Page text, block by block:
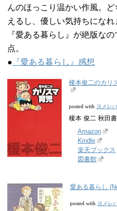
んのほっこり温かい作風。
えるし、優しい気持ちにな
『愛ある暮らし』が絶版な
点。
● 『愛ある暮らし』感想
榎本俊二のカリ
posted with ヨメレバ
榎本 俊二 秋田
Amazon
Kindle
楽天ブックス
図書館
愛ある暮らし
posted with ヨメレ